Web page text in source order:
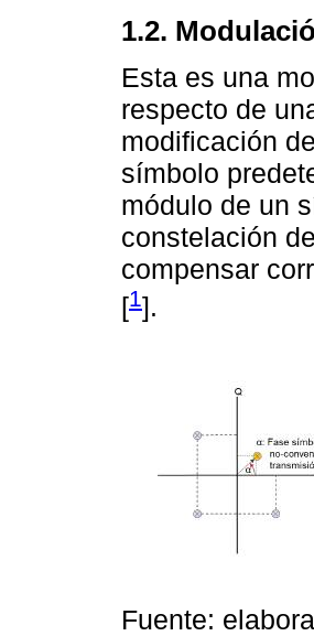
1.2.
Esta es una
respecto de
modificación
símbolo
módulo de un
constelación
compensar
[1].
Fuente: